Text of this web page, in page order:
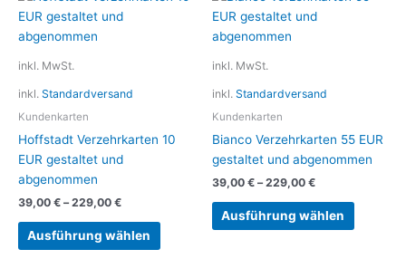
inkl. MwSt.
inkl. Standardversand
Kundenkarten
Hoffstadt Verzehrkarten 10
EUR gestaltet und
abgenommen
39,00 € –229,00 €
Ausführung wählen
Optionen
Produktseite
werden
inkl. MwSt.
inkl. Standardversand
Kundenkarten
Bianco Verzehrkarten 55 EUR
gestaltet und abgenommen
39,00 € –229,00 €
Ausführung wählen
Optionen
können
gewählt